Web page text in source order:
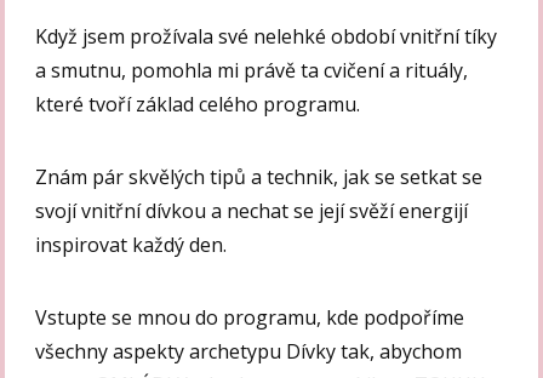
Když jsem prožívala své nelehké období vnitřní tíky
a smutnu, pomohla mi právě ta cvičení a rituály,
které tvoří základ celého programu.
Znám pár skvělých tipů a technik, jak se setkat se
svojí vnitřní dívkou a nechat se její svěží energijí
inspirovat každý den.
Vstupte se mnou do programu, kde podpoříme
všechny aspekty archetypu Dívky tak, abychom